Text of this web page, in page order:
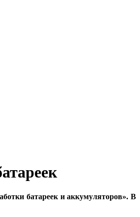
батареек и аккумуляторов». В